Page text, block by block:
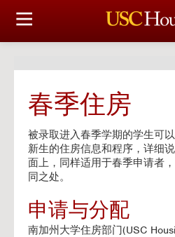
住房选择
财务实事资讯
服务
会议资讯
连接
春季住房
被录取进入春季学期的学生可
新生的住房信息和程序，详细
面上，同样适用于春季申请者
同之处。
申请与分配
南加州大学住房部门(USC